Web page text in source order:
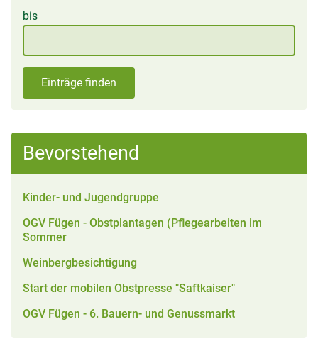
bis
Einträge finden
Bevorstehend
Kinder- und Jugendgruppe
OGV Fügen - Obstplantagen (Pflegearbeiten im
Sommer
Weinbergbesichtigung
Start der mobilen Obstpresse "Saftkaiser"
OGV Fügen - 6. Bauern- und Genussmarkt